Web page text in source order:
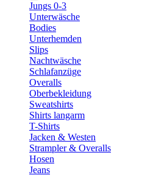
Jungs 0-3
Unterwäsche
Bodies
Unterhemden
Slips
Nachtwäsche
Schlafanzüge
Overalls
Oberbekleidung
Sweatshirts
Shirts langarm
T-Shirts
Jacken & Westen
Strampler & Overalls
Hosen
Jeans